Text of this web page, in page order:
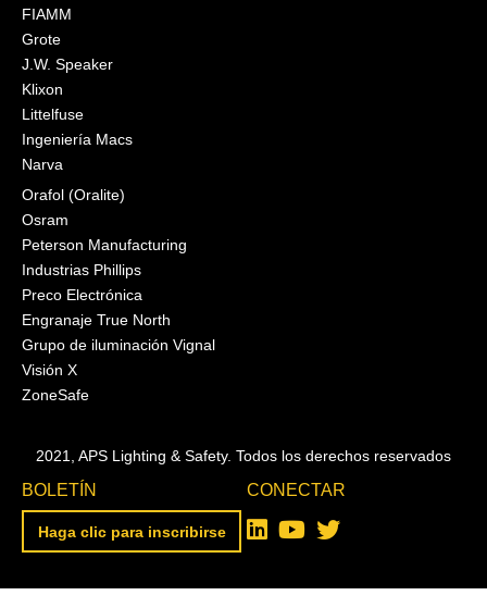
FIAMM
Grote
J.W. Speaker
Klixon
Littelfuse
Ingeniería Macs
Narva
Orafol (Oralite)
Osram
Peterson Manufacturing
Industrias Phillips
Preco Electrónica
Engranaje True North
Grupo de iluminación Vignal
Visión X
ZoneSafe
2021, APS Lighting & Safety. Todos los derechos reservados
BOLETÍN
Haga clic para inscribirse
CONECTAR